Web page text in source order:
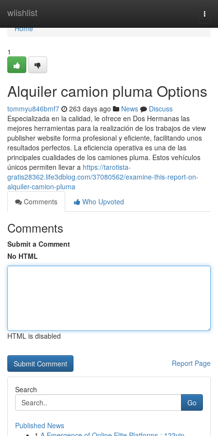
wiishlist
Home
Home
1
Alquiler camion pluma Options
tommyu846bmf7 263 days ago News
Discuss
Especializada en la calidad, le ofrece en Dos Hermanas las
mejores herramientas para la realización de los trabajos de view
publisher website forma profesional y eficiente, facilitando unos
resultados perfectos. La eficiencia operativa es una de las
principales cualidades de los camiones pluma. Estos vehículos
únicos permiten llevar a https://tarotista-
gratis28362.life3dblog.com/37080562/examine-this-report-on-
alquiler-camion-pluma
Comments
Who Upvoted
Comments
Submit a Comment
No HTML
HTML is disabled
Report Page
Search
Go
Published News